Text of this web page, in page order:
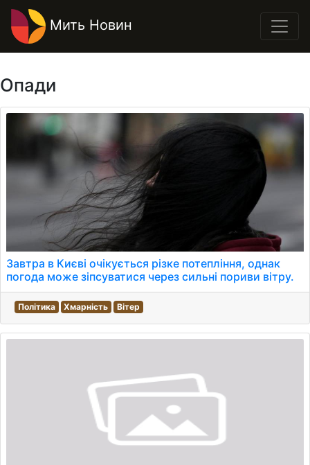
Мить Новин
Опади
Завтра в Києві очікується різке потепління, однак
погода може зіпсуватися через сильні пориви вітру.
Політика Хмарність Вітер